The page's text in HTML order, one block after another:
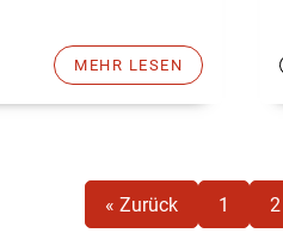
MEHR LESEN
« Zurück 1 2